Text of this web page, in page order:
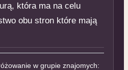
która ma na celu
obu stron które mają
w grupie znajomych: